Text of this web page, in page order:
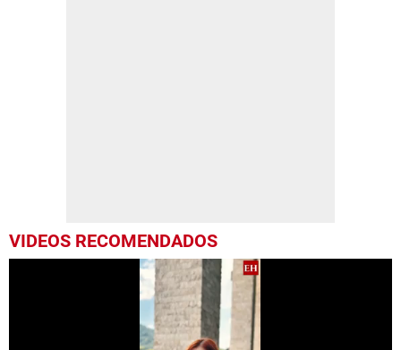
VIDEOS RECOMENDADOS